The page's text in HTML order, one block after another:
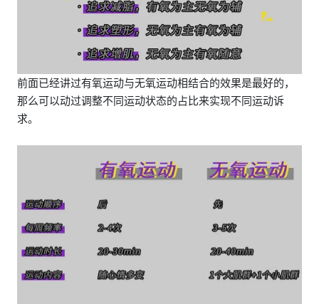
前面已经讲过有氧运动与无氧运动相结合的效果是最好的，
那么可以动过调整不同运动状态的占比来实现不同运动诉
求。